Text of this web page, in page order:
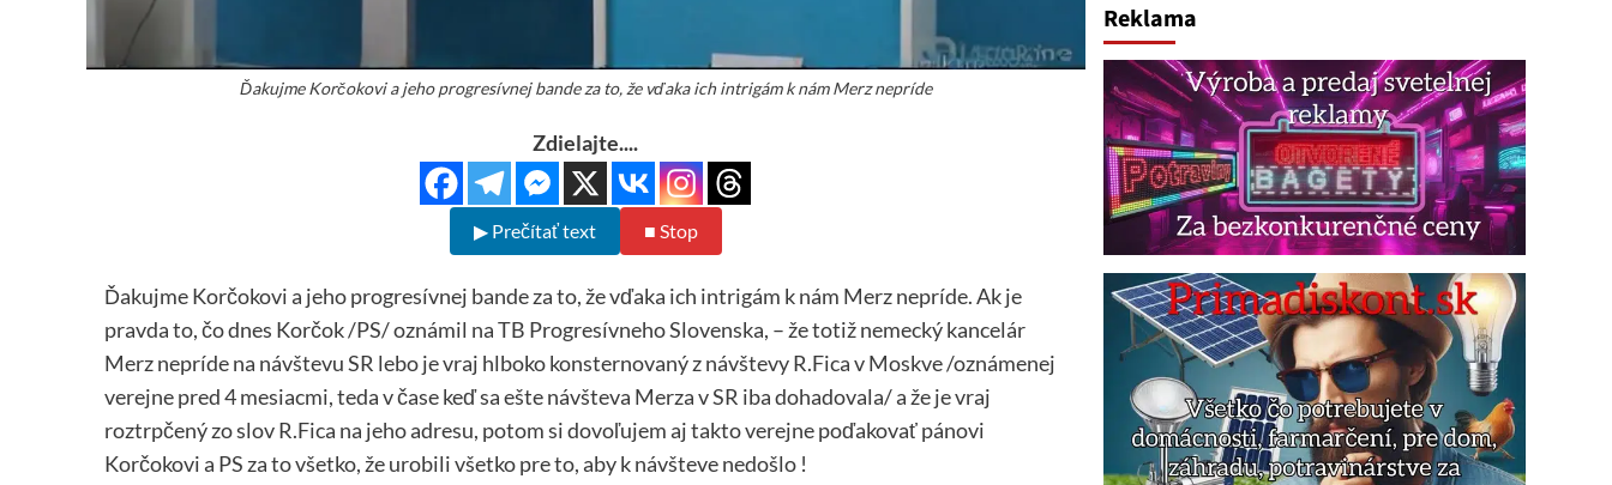
Ďakujme Korčokovi a jeho progresívnej bande za to, že vďaka ich intrigám k nám Merz nepríde
Zdielajte....
▶ Prečítať text ■ Stop
Ďakujme Korčokovi a jeho progresívnej bande za to, že vďaka ich intrigám k nám Merz nepríde. Ak je
pravda to, čo dnes Korčok /PS/ oznámil na TB Progresívneho Slovenska, – že totiž nemecký kancelár
Merz nepríde na návštevu SR lebo je vraj hlboko konsternovaný z návštevy R.Fica v Moskve /oznámenej
verejne pred 4 mesiacmi, teda v čase keď sa ešte návšteva Merza v SR iba dohadovala/ a že je vraj
roztrpčený zo slov R.Fica na jeho adresu, potom si dovoľujem aj takto verejne poďakovať pánovi
Korčokovi a PS za to všetko, že urobili všetko pre to, aby k návšteve nedošlo !
Reklama